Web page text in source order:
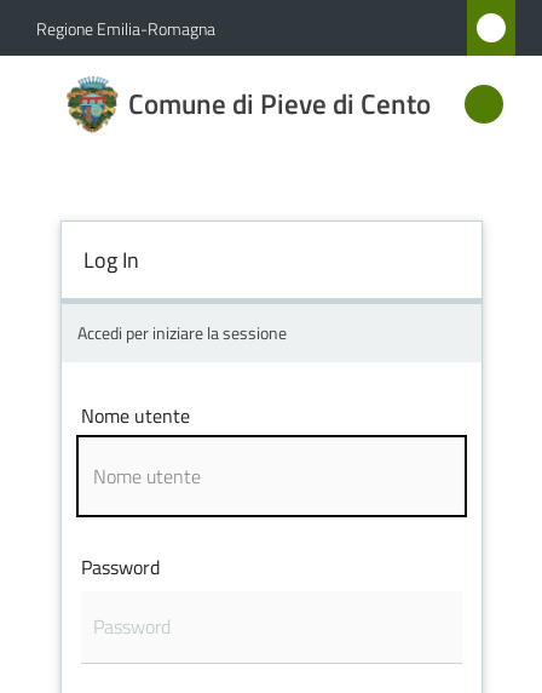
Vai al contenuto
Vai alla navigazione
Vai al footer
Regione Emilia-Romagna
Comune di Pieve di Cento
Comune
di Pieve
Amministrazione
Novità
Servizi
Cento
Log In
Accedi per iniziare la sessione
Nome utente
Password